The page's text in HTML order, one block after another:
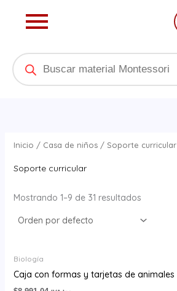
Products
search
Inicio / Casa de niños/ Soporte curricular
Soporte curricular
Mostrando 1–9 de 31 resultados
Biología
Caja con formas y tarjetas de